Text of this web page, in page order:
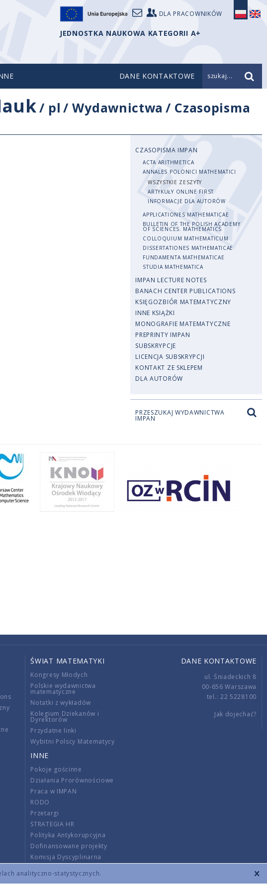
analityczno-statystycznych.
DLA PRACOWNIKÓW
JEDNOSTKA NAUKOWA KATEGORII A+
DANE KONTAKTOWE szukaj...
/ pl /Wydawnictwa / Czasopisma
CZASOPISMA IMPAN
ACTA ARITHMETICA
ANNALES POLONICI MATHEMATICI
WSZYSTKIE ZESZYTY
ARTYKUŁY ONLINE FIRST
INFORMACJE DLA AUTORÓW
APPLICATIONES MATHEMATICAE
BULLETIN OF THE POLISH ACADEMY
OF SCIENCES. MATHEMATICS
COLLOQUIUM MATHEMATICUM
DISSERTATIONES MATHEMATICAE
FUNDAMENTA MATHEMATICAE
STUDIA MATHEMATICA
IMPAN LECTURE NOTES
BANACH CENTER PUBLICATIONS
KSIĘGOZBIÓR MATEMATYCZNY
INNE KSIĄŻKI
MONOGRAFIE MATEMATYCZNE
PREPRINTY IMPAN
SUBSKRYPCJE
LICENCJA SUBSKRYPCJI
KONTAKT ZE SKLEPEM
DLA AUTORÓW
PRZESZUKAJ WYDAWNICTWA
IMPAN
ŚWIAT MATEMATYKI
Kongresy Młodych
Polskie wydawnictwa
matematyczne
Notatki z wykładów
Kolegium Dziekanów i
Dyrektorów
Przydatne linki
Wybitni Polscy Matematycy
INNE
Pokoje gościnne
Działania Prorównościowe
Praca w IMPAN
RODO
Przetargi
STRATEGIA HR
Polityka Antykorupcyjna
Dofinansowane projekty
Komisja Dyscyplinarna
Wnoszenie opłat
DANE KONTAKTOWE
ul. Śniadeckich 8
00-656 Warszawa
tel.: 22 5228100
Jak dojechać?